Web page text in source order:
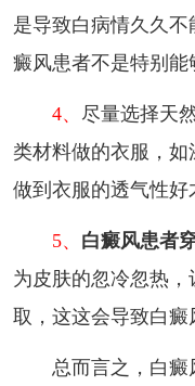
是导致白病情久久
癜风患者不是特别能
4、 尽量选择天
类材料做的衣服，
做到衣服的透气性好
5、 白癜风患者
为皮肤的忽冷忽热
取，这这会导致白癜
总而言之，白癜